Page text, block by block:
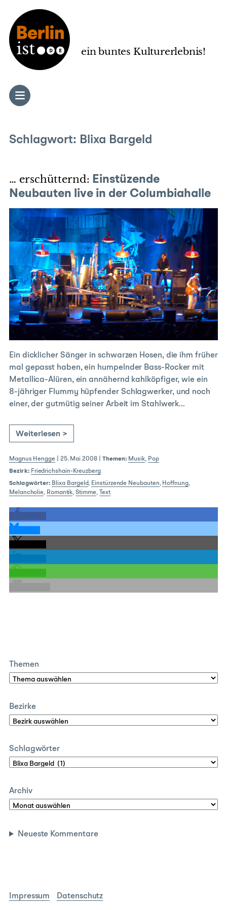
ein buntes Kulturerlebnis!
Schlagwort: Blixa Bargeld
… erschütternd: Einstüzende
Neubauten live in der Columbiahalle
Ein dicklicher Sänger in schwarzen Hosen, die ihm früher
mal gepasst haben, ein humpelnder Bass-Rocker mit
Metallica-Alüren, ein annähernd kahlköpfiger, wie ein
8-jähriger Flummy hüpfender Schlagwerker, und noch
einer, der gutmütig seiner Arbeit im Stahlwerk…
Weiterlesen >
Magnus Hengge| 25. Mai 2008| Themen: Musik, Pop
Bezirk: Friedrichshain-Kreuzberg
Schlagwörter: Blixa Bargeld, Einstürzende Neubauten, Hoffnung,
Melancholie, Romantik,Stimme, Text
Themen
Bezirke
Schlagwörter
Archiv
Neueste Kommentare
Impressum Datenschutz